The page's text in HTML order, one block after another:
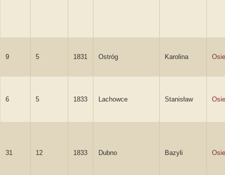
9 5 1831 Ostróg Karolina
6 5 1833 Lachowce Stanisław
31 12 1833 Dubno Bazyli